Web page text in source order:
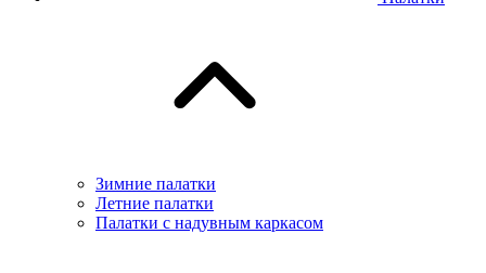
Зимние палатки
Летние палатки
Палатки с надувным каркасом